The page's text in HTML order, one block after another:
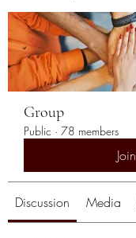
Group
Public · 78 members
Join
Discussion Media